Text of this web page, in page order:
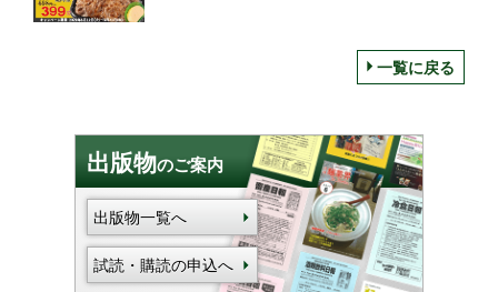
一覧に戻る
出版物のご案内
出版物一覧へ
試読・購読の申込へ